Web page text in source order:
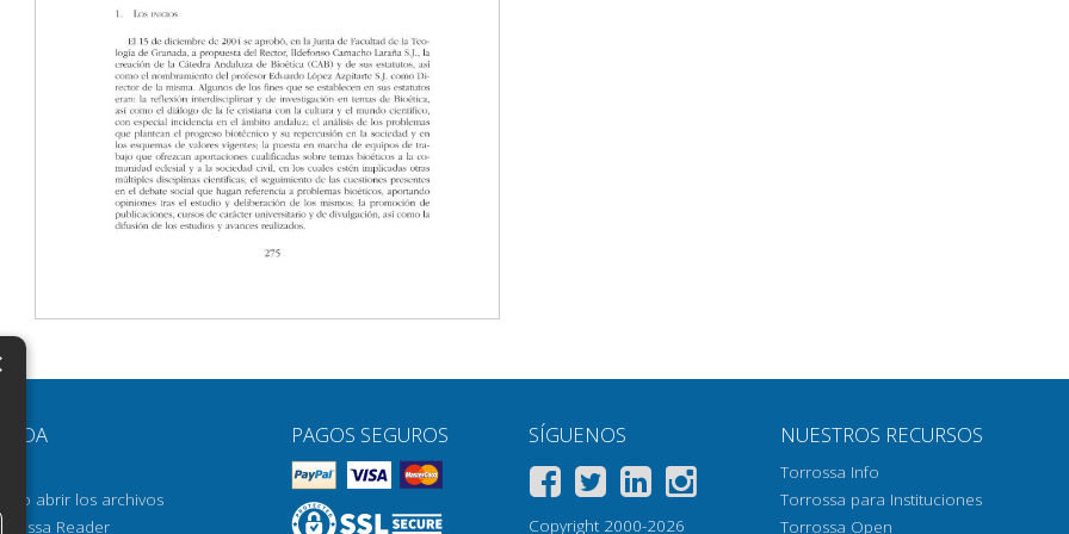
AYUDA
abrir los archivos
Reader
PAGOS SEGUROS SÍGUENOS
Copyright 2000-2026
NUESTROS RECURSOS
Torrossa Info
Torrossa para Instituciones
Torrossa Open